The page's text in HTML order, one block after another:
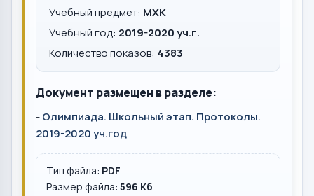
Учебный предмет: МХК
Учебный год: 2019-2020 уч.г.
Количество показов: 4383
Документ размещен в разделе:
-Олимпиада. Школьный этап. Протоколы.
2019-2020 уч.год
Тип файла: PDF
Размер файла: 596 Кб